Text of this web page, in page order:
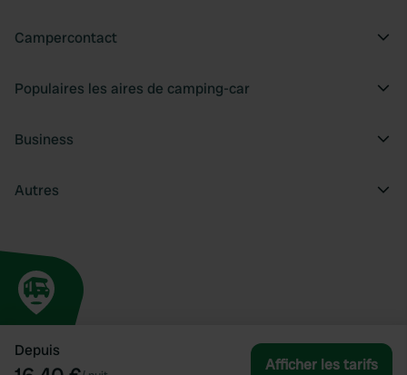
Depuis
Afficher les tarifs
Campercontact
Populaires les aires de camping-car
Business
Autres